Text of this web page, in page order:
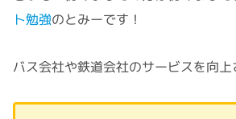
ト勉強のとみーです！
バス会社や鉄道会社のサービスを向上